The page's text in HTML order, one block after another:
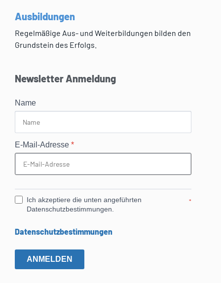
Ausbildungen
Regelmäßige Aus- und Weiterbildungen bilden den
Grundstein des Erfolgs.
Newsletter Anmeldung
Name
E-Mail-Adresse *
Ich akzeptiere die unten angeführten
Datenschutzbestimmungen.
*
Datenschutzbestimmungen
ANMELDEN